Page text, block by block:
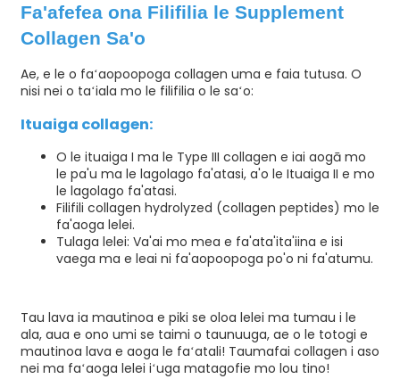
Fa'afefea ona Filifilia le Supplement
Collagen Sa'o
Ae, e le o faʻaopoopoga collagen uma e faia tutusa. O
nisi nei o taʻiala mo le filifilia o le saʻo:
Ituaiga collagen:
O le ituaiga I ma le Type III collagen e iai aogā mo
le pa'u ma le lagolago fa'atasi, a'o le Ituaiga II e mo
le lagolago fa'atasi.
Filifili collagen hydrolyzed (collagen peptides) mo le
fa'aoga lelei.
Tulaga lelei: Va'ai mo mea e fa'ata'ita'iina e isi
vaega ma e leai ni fa'aopoopoga po'o ni fa'atumu.
Tau lava ia mautinoa e piki se oloa lelei ma tumau i le
ala, aua e ono umi se taimi o taunuuga, ae o le totogi e
mautinoa lava e aoga le faʻatali! Taumafai collagen i aso
nei ma faʻaoga lelei iʻuga matagofie mo lou tino!